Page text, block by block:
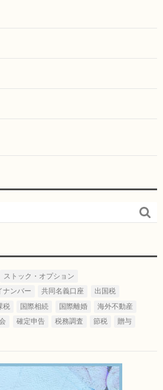

ストック・オプション
ナンバー 共同名義口座
出国税
税 国際相続 国際離婚
海外不動産
確定申告 税務調査 節税
贈与